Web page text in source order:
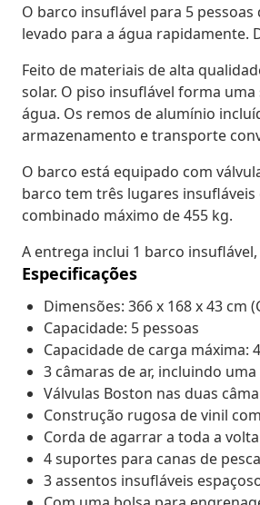
O barco insuflável para 5
levado para a água rapidamente.
Feito de materiais de alta
solar. O piso insuflável forma
água. Os remos de alumínio
armazenamento e transporte
O barco está equipado com
barco tem três lugares
combinado máximo de 455 kg.
A entrega inclui 1 barco
Especificações
Dimensões: 366 x 168 x 43 cm
Capacidade: 5 pessoas
Capacidade de carga máxima:
3 câmaras de ar, incluindo
Válvulas Boston nas duas
Construção rugosa de vinil
Corda de agarrar a toda a
4 suportes para canas de
3 assentos insufláveis